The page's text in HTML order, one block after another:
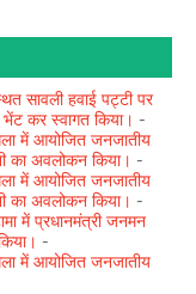
सावली हवाई पट्टी पर
भेंट कर स्वागत किया। -
में आयोजित जनजातीय
का अवलोकन किया। -
में आयोजित जनजातीय
का अवलोकन किया। -
में प्रधानमंत्री जनमन
-
में आयोजित जनजातीय